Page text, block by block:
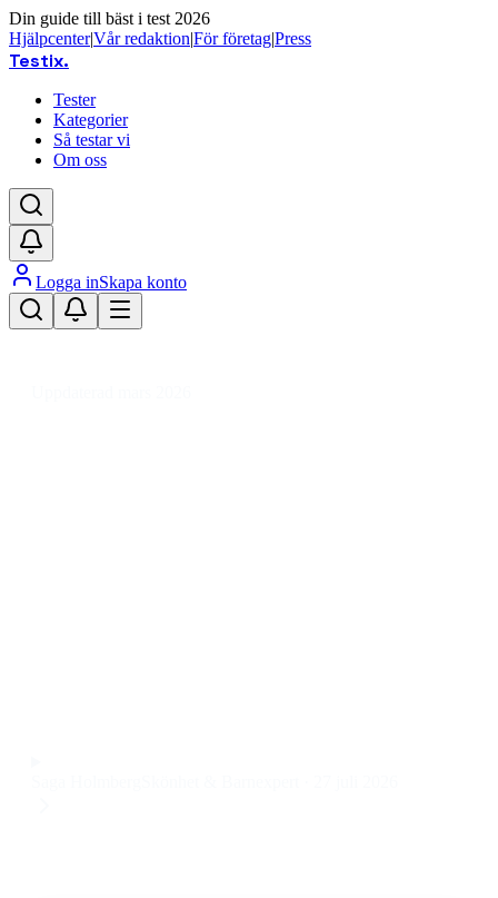
Din guide till bäst i test 2026
Hjälpcenter|Vår redaktion|För företag|Press
Testix.
Tester
Kategorier
Så testar vi
Om oss
Logga inSkapa konto